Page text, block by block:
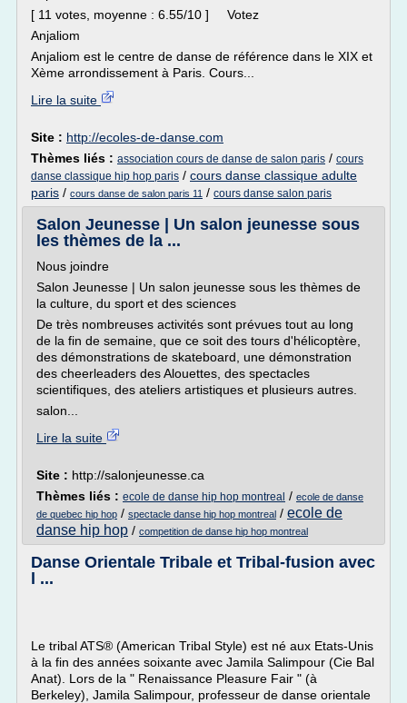
[ 11 votes, moyenne : 6.55/10 ] Votez
Anjaliom
Anjaliom est le centre de danse de référence dans le XIX et
Xème arrondissement à Paris. Cours...
Lire la suite
Site : http://ecoles-de-danse.com
Thèmes liés : association cours de danse de salon paris / cours
danse classique hip hop paris / cours danse classique adulte
paris / cours danse de salon paris 11 / cours danse salon paris
Salon Jeunesse | Un salon jeunesse sous
les thèmes de la ...
Nous joindre
Salon Jeunesse | Un salon jeunesse sous les thèmes de
la culture, du sport et des sciences
De très nombreuses activités sont prévues tout au long
de la fin de semaine, que ce soit des tours d'hélicoptère,
des démonstrations de skateboard, une démonstration
des cheerleaders des Alouettes, des spectacles
scientifiques, des ateliers artistiques et plusieurs autres.
salon...
Lire la suite
Site : http://salonjeunesse.ca
Thèmes liés : ecole de danse hip hop montreal / ecole de danse
de quebec hip hop / spectacle danse hip hop montreal / ecole de
danse hip hop / competition de danse hip hop montreal
Danse Orientale Tribale et Tribal-fusion avec
l ...
Le tribal ATS® (American Tribal Style) est né aux Etats-Unis
à la fin des années soixante avec Jamila Salimpour (Cie Bal
Anat). Lors de la " Renaissance Pleasure Fair " (à
Berkeley), Jamila Salimpour, professeur de danse orientale